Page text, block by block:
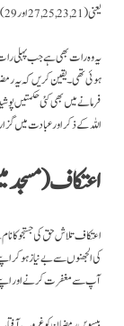
یعنی(27,25,23,21 اور 29)
یہ وہ رات بھی ہے جب پہلی
ہوئی تھی۔ یقین کریں کہ یہ
فرمانے میں بھی کئی حکمتیں
اللہ کے ذکر اور عبادت میں
اعتکاف
اعتکاف تلا ش حق کی جستجو
کی الجھنوں سے بے نیاز ہو کر
آپ سے مغفرت کرنے اور اپنے